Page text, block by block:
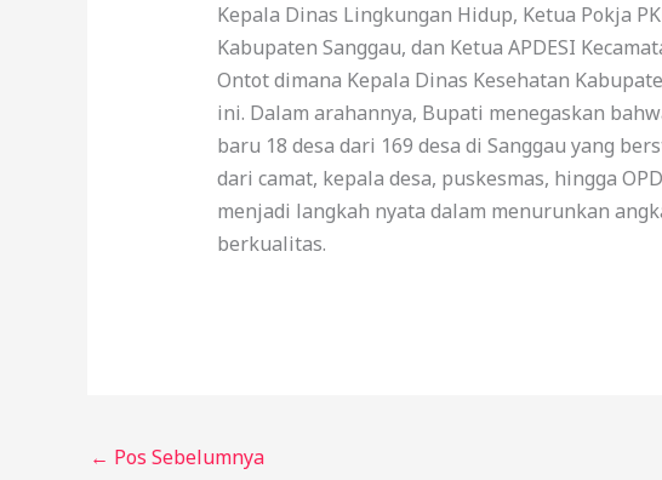
Kepala Dinas Lingkungan Hidup, Ketua Pokja
Kabupaten Sanggau, dan Ketua APDESI
Ontot dimana Kepala Dinas Kesehatan
ini. Dalam arahannya, Bupati menegaskan
baru 18 desa dari 169 desa di Sanggau yang
dari camat, kepala desa, puskesmas, hingga
menjadi langkah nyata dalam menurunkan
berkualitas.
← Pos Sebelumnya